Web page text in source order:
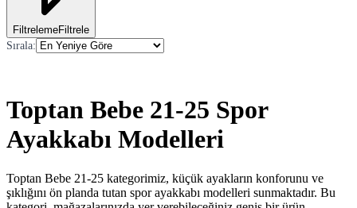
FiltrelemeFiltrele
Sırala:
Toptan Bebe 21-25 Spor
Ayakkabı Modelleri
Toptan Bebe 21-25 kategorimiz, küçük ayakların konforunu ve
şıklığını ön planda tutan spor ayakkabı modelleri sunmaktadır. Bu